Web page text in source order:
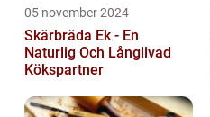
05 november 2024
Skärbräda Ek - En
Naturlig Och Långlivad
Kökspartner